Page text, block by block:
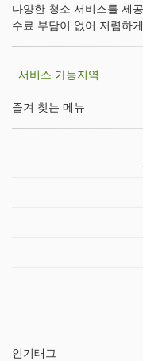
다양한 청소 서비스를 제
수료 부담이 없어 저렴하
서비스 가능지역
즐겨 찾는 메뉴
인기태그